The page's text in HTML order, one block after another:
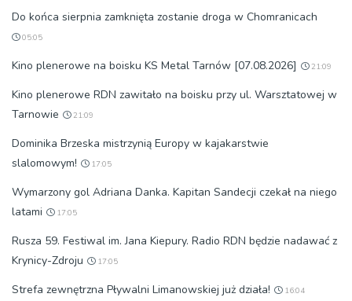
Do końca sierpnia zamknięta zostanie droga w Chomranicach
05:05
Kino plenerowe na boisku KS Metal Tarnów [07.08.2026] 21:09
Kino plenerowe RDN zawitało na boisku przy ul. Warsztatowej w
Tarnowie
21:09
Dominika Brzeska mistrzynią Europy w kajakarstwie
slalomowym!
17:05
Wymarzony gol Adriana Danka. Kapitan Sandecji czekał na niego
latami
17:05
Rusza 59. Festiwal im. Jana Kiepury. Radio RDN będzie nadawać z
Krynicy-Zdroju
17:05
Strefa zewnętrzna Pływalni Limanowskiej już działa! 16:04